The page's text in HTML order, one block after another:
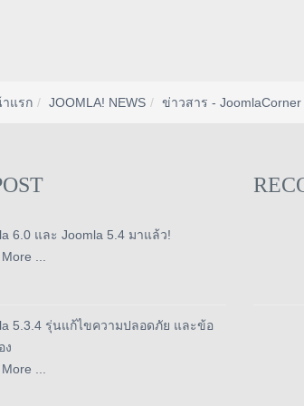
แรก JOOMLA! NEWS ข่าวสาร - JoomlaCorner
6.0 และ Joomla 5.4 มาแล้ว!
...
5.3.4 รุ่นแก้ไขความปลอดภัย และข้อ
ง
...